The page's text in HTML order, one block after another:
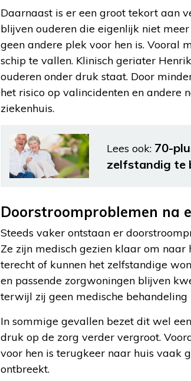
Daarnaast is er een groot tekort aan
blijven ouderen die eigenlijk niet
geen andere plek voor hen is. Vooral
schip te vallen. Klinisch geriater
ouderen onder druk staat. Door
het risico op valincidenten en andere
ziekenhuis.
Lees ook: 70-
zelfstandig te
Doorstroomproblemen na
Steeds vaker ontstaan er
Ze zijn medisch gezien klaar om
terecht of kunnen het zelfstandige
en passende zorgwoningen blijven
terwijl zij geen medische behandeling
In sommige gevallen bezet dit wel
druk op de zorg verder vergroot.
voor hen is terugkeer naar huis vaak
ontbreekt.